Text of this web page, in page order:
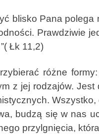
Pana polega
Prawdziwie
Łk 11,2)
różne formy:
z jej rodzajów.
budzą się w
przylgnięcia,